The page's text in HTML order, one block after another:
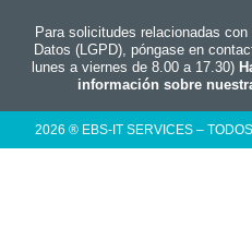
Para solicitudes relacionadas
Datos (LGPD), póngase en
lunes a viernes de 8.00 a 17.30)
información sobre
2026 ® EBS-IT SERVICES –